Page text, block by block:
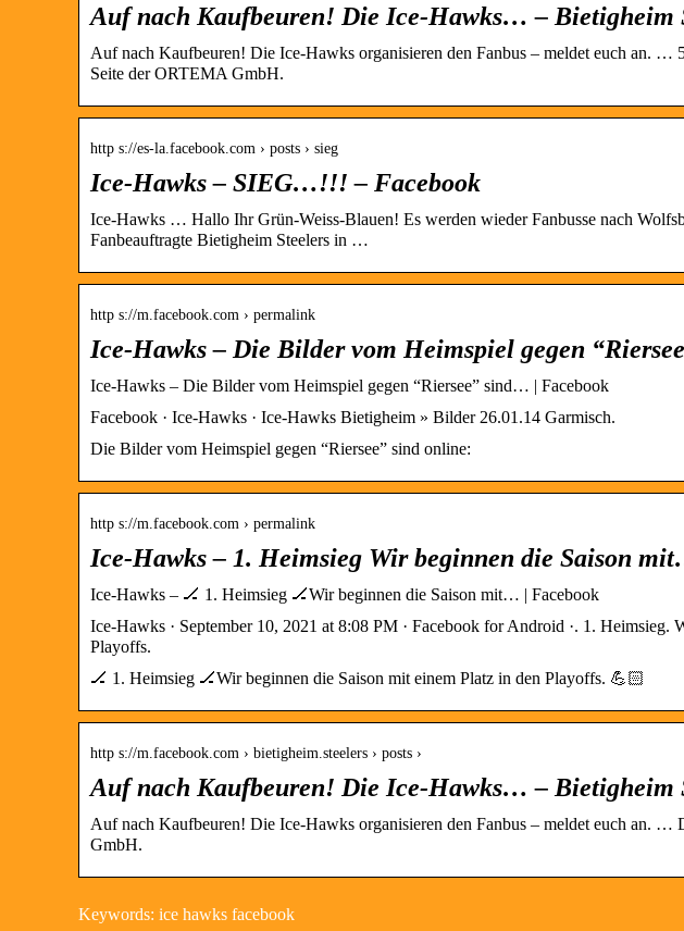
Auf nach Kaufbeuren! Die Ice-Hawks… – Bietigheim
Auf nach Kaufbeuren! Die Ice-Hawks organisieren den Fanbus – meldet euch an.
Seite der ORTEMA GmbH.
http s://es-la.facebook.com › posts › sieg
Ice-Hawks – SIEG…!!! – Facebook
Ice-Hawks … Hallo Ihr Grün-Weiss-Blauen! Es werden wieder Fanbusse nach
Fanbeauftragte Bietigheim Steelers in …
http s://m.facebook.com › permalink
Ice-Hawks – Die Bilder vom Heimspiel gegen
Ice-Hawks – Die Bilder vom Heimspiel gegen “Riersee” sind… | Facebook
Facebook · Ice-Hawks · Ice-Hawks Bietigheim » Bilder 26.01.14 Garmisch.
Die Bilder vom Heimspiel gegen “Riersee” sind online:
http s://m.facebook.com › permalink
Ice-Hawks – 1. Heimsieg Wir beginnen die Saison
Ice-Hawks – 🏒 1. Heimsieg 🏒Wir beginnen die Saison mit… | Facebook
Ice-Hawks · September 10, 2021 at 8:08 PM · Facebook for Android ·. 1. Heimsieg.
Playoffs.
🏒 1. Heimsieg 🏒Wir beginnen die Saison mit einem Platz in den Playoffs. 💪🏻
http s://m.facebook.com › bietigheim.steelers › posts ›
Auf nach Kaufbeuren! Die Ice-Hawks… – Bietigheim
Auf nach Kaufbeuren! Die Ice-Hawks organisieren den Fanbus – meldet euch an. …
GmbH.
Keywords: ice hawks facebook